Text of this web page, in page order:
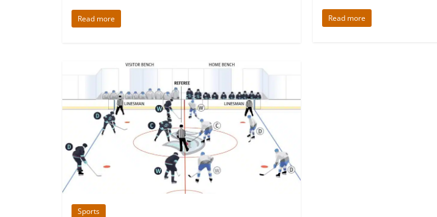
Read more Read more
Sports